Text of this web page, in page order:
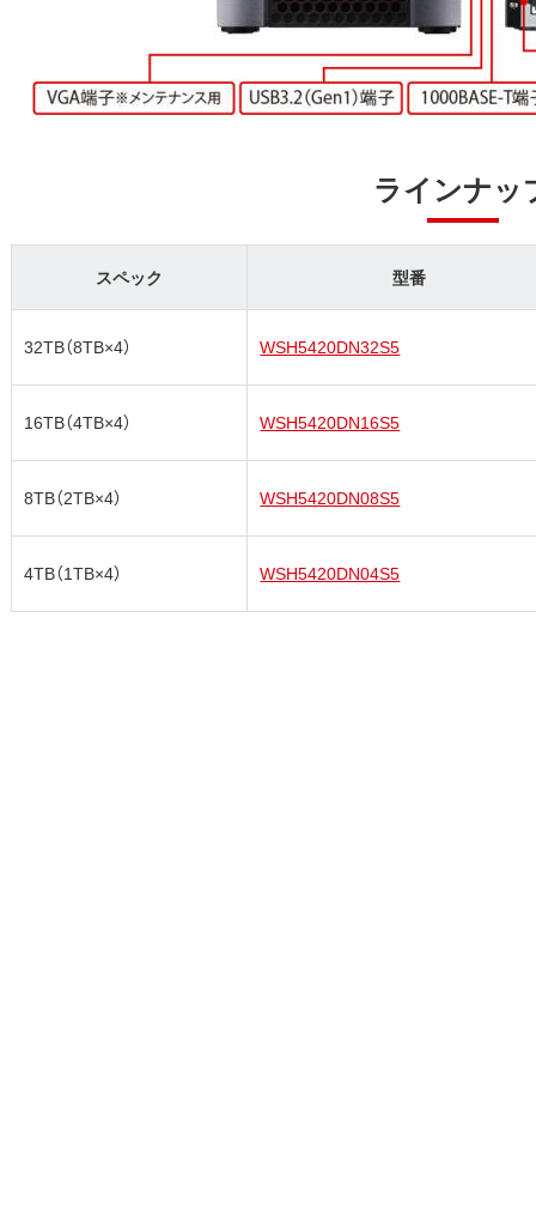
ラインナッ
スペック 型番
32TB（8TB×4） WSH5420DN32S5
16TB（4TB×4） WSH5420DN16S5
8TB（2TB×4） WSH5420DN08S5
4TB（1TB×4） WSH5420DN04S5